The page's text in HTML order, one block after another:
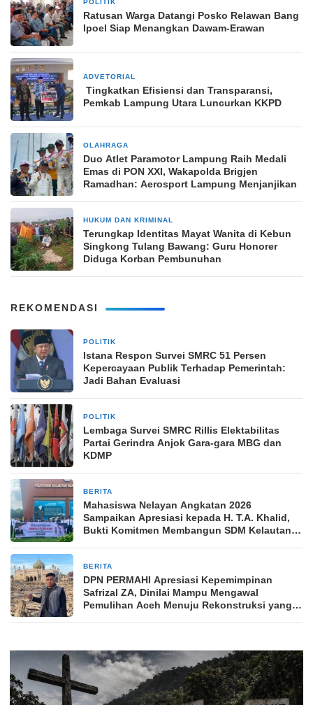
POLITIK
Ratusan Warga Datangi Posko Relawan Bang
Ipoel Siap Menangkan Dawam-Erawan
ADVETORIAL
Tingkatkan Efisiensi dan Transparansi,
Pemkab Lampung Utara Luncurkan KKPD
OLAHRAGA
Duo Atlet Paramotor Lampung Raih Medali
Emas di PON XXI, Wakapolda Brigjen
Ramadhan: Aerosport Lampung Menjanjikan
HUKUM DAN KRIMINAL
Terungkap Identitas Mayat Wanita di Kebun
Singkong Tulang Bawang: Guru Honorer
Diduga Korban Pembunuhan
REKOMENDASI
POLITIK
Istana Respon Survei SMRC 51 Persen
Kepercayaan Publik Terhadap Pemerintah:
Jadi Bahan Evaluasi
POLITIK
Lembaga Survei SMRC Rillis Elektabilitas
Partai Gerindra Anjok Gara-gara MBG dan
KDMP
BERITA
Mahasiswa Nelayan Angkatan 2026
Sampaikan Apresiasi kepada H. T.A. Khalid,
Bukti Komitmen Membangun SDM Kelautan
BERITA
DPN PERMAHI Apresiasi Kepemimpinan
Safrizal ZA, Dinilai Mampu Mengawal
Pemulihan Aceh Menuju Rekonstruksi yang